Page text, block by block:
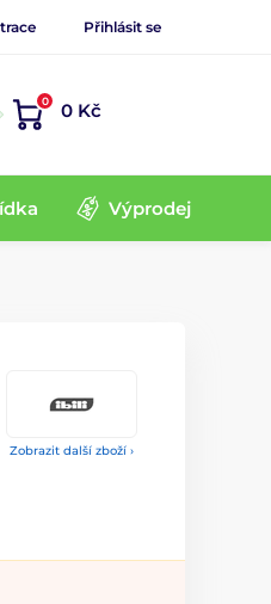
Přihlásit se
0 0 Kč
Výprodej
Zobrazit další zboží ›